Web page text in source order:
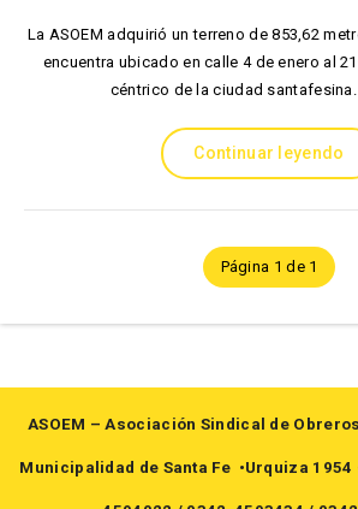
La ASOEM adquirió un terreno de 853,62
encuentra ubicado en calle 4 de enero al
céntrico de la ciudad
Continuar leyendo
Página 1 de 1
ASOEM – Asociación Sindical de
Municipalidad de Santa Fe •Urquiza 1954